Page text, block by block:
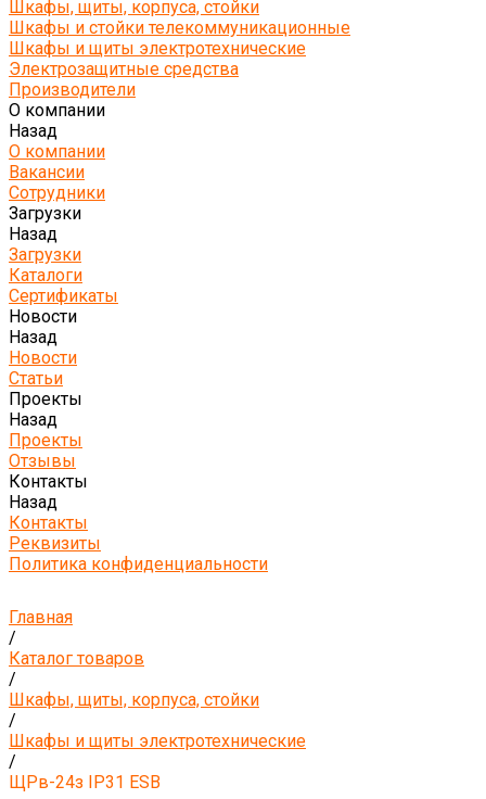
Шкафы, щиты, корпуса, стойки
Шкафы и стойки телекоммуникационные
Шкафы и щиты электротехнические
Электрозащитные средства
Производители
О компании
Назад
О компании
Вакансии
Сотрудники
Загрузки
Назад
Загрузки
Каталоги
Сертификаты
Новости
Назад
Новости
Статьи
Проекты
Назад
Проекты
Отзывы
Контакты
Назад
Контакты
Реквизиты
Политика конфиденциальности
Главная
/
Каталог товаров
/
Шкафы, щиты, корпуса, стойки
/
Шкафы и щиты электротехнические
/
ЩРв-24з IP31 ESB